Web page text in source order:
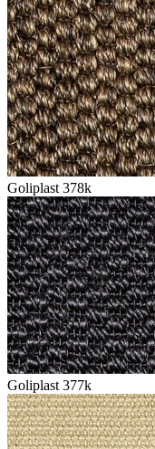
Goliplast 378k
Goliplast 377k